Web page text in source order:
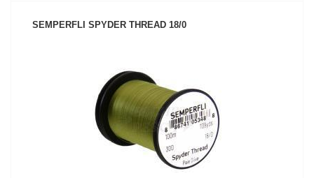
SEMPERFLI SPYDER THREAD 18/0
VEDI IL PRODOTTO